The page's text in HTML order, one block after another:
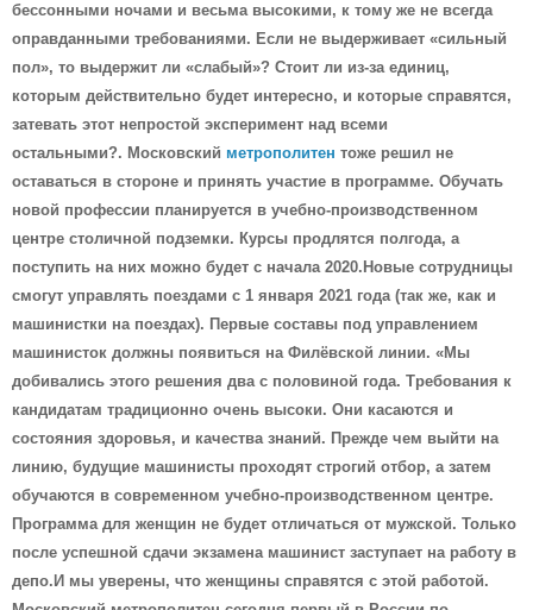
бессонными ночами и весьма высокими, к тому же не всегда
оправданными требованиями. Если не выдерживает «сильный
пол», то выдержит ли «слабый»? Стоит ли из-за единиц,
которым действительно будет интересно, и которые справятся,
затевать этот непростой эксперимент над всеми
остальными?. Московский метрополитен тоже решил не
оставаться в стороне и принять участие в программе. Обучать
новой профессии планируется в учебно-производственном
центре столичной подземки. Курсы продлятся полгода, а
поступить на них можно будет с начала 2020.Новые сотрудницы
смогут управлять поездами с 1 января 2021 года (так же, как и
машинистки на поездах). Первые составы под управлением
машинисток должны появиться на Филёвской линии. «Мы
добивались этого решения два с половиной года. Требования к
кандидатам традиционно очень высоки. Они касаются и
состояния здоровья, и качества знаний. Прежде чем выйти на
линию, будущие машинисты проходят строгий отбор, а затем
обучаются в современном учебно-производственном центре.
Программа для женщин не будет отличаться от мужской. Только
после успешной сдачи экзамена машинист заступает на работу в
депо.И мы уверены, что женщины справятся с этой работой.